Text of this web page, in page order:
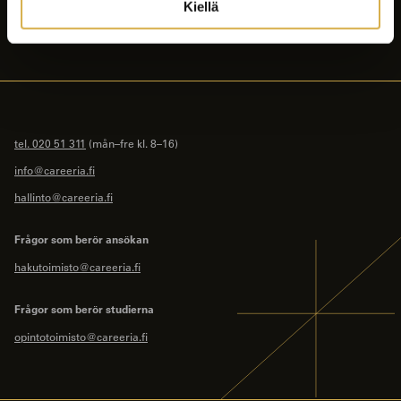
Kiellä
Kontaktuppgifter
tel. 020 51 311 (mån–fre kl. 8–16)
info@careeria.fi
hallinto@careeria.fi
Frågor som berör ansökan
hakutoimisto@careeria.fi
Frågor som berör studierna
opintotoimisto@careeria.fi